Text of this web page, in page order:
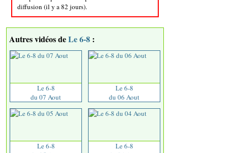
diffusion (il y a 82 jours).
Autres vidéos deLe 6-8 :
Le 6-8
du 07 Aout
Le 6-8
du 06 Aout
Le 6-8
Le 6-8